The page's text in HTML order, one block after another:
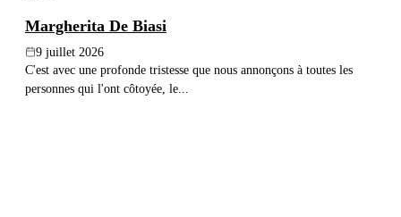
Margherita De Biasi
9 juillet 2026
C'est avec une profonde tristesse que nous annonçons à toutes les
personnes qui l'ont côtoyée, le...